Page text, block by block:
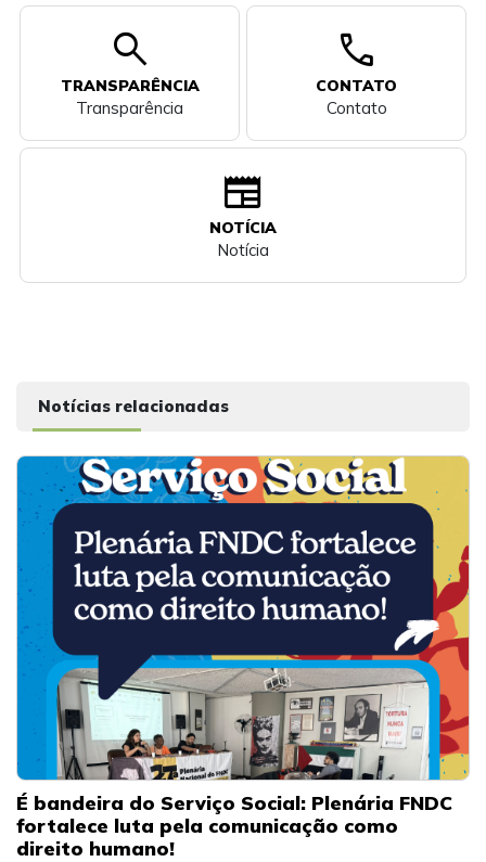
search
TRANSPARÊNCIA
Transparência
call
CONTATO
Contato
newspaper
NOTÍCIA
Notícia
Notícias relacionadas
É bandeira do Serviço Social: Plenária FNDC
fortalece luta pela comunicação como
direito humano!